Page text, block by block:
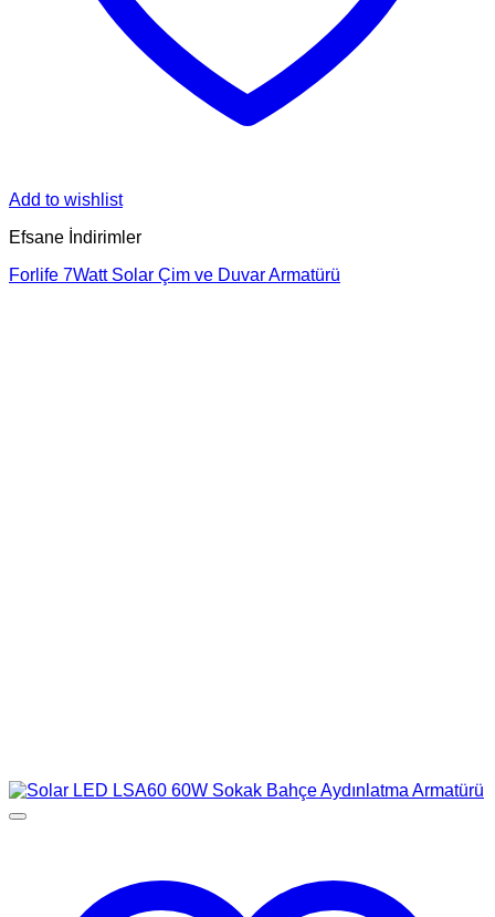
Add to wishlist
Efsane İndirimler
Forlife 7Watt Solar Çim ve Duvar Armatürü